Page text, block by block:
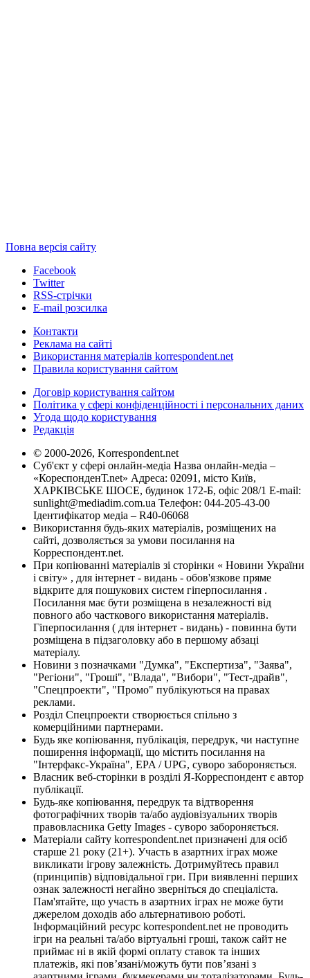
Повна версія сайту
Facebook
Twitter
RSS-стрічки
E-mail розсилка
Контакти
Реклама на сайті
Використання матеріалів korrespondent.net
Правила користування сайтом
Договір користування сайтом
Політика у сфері конфіденційності і персональних даних
Угода щодо користування
Редакція
© 2000-2026, Korrespondent.net
Суб'єкт у сфері онлайн-медіа Назва онлайн-медіа –
«КореспонденТ.net» Адреса: 02091, місто Київ,
ХАРКІВСЬКЕ ШОСЕ, будинок 172-Б, офіс 208/1 E-mail:
sunlight@mediadim.com.ua Телефон: 044-205-43-00
Ідентифікатор медіа – R40-06068
Використання будь-яких матеріалів, розміщених на
сайті, дозволяється за умови посилання на
Корреспондент.net.
При копіюванні матеріалів зі сторінки « Новини України
і світу» , для інтернет - видань - обов'язкове пряме
відкрите для пошукових систем гіперпосилання .
Посилання має бути розміщена в незалежності від
повного або часткового використання матеріалів.
Гіперпосилання ( для інтернет - видань) - повинна бути
розміщена в підзаголовку або в першому абзаці
матеріалу.
Новини з позначками "Думка", "Експертиза", "Заява",
"Регіони", "Гроші", "Влада", "Вибори", "Тест-драйв",
"Спецпроекти", "Промо" публікуються на правах
реклами.
Розділ Спецпроекти створюється спільно з
комерційними партнерами.
Будь яке копіювання, публікація, передрук, чи наступне
поширення інформації, що містить посилання на
"Інтерфакс-Україна", EPA / UPG, суворо забороняється.
Власник веб-сторінки в розділі Я-Корреспондент є автор
публікації.
Будь-яке копіювання, передрук та відтворення
фотографічних творів та/або аудіовізуальних творів
правовласника Getty Images - суворо забороняється.
Матеріали сайту korrespondent.net призначені для осіб
старше 21 року (21+). Участь в азартних іграх може
викликати ігрову залежність. Дотримуйтесь правил
(принципів) відповідальної гри. При виявленні перших
ознак залежності негайно зверніться до спеціаліста.
Пам'ятайте, що участь в азартних іграх не може бути
джерелом доходів або альтернативою роботі.
Інформаційний ресурс korrespondent.net не проводить
ігри на реальні та/або віртуальні гроші, також сайт не
приймає ні в якій формі оплату ставок та інших
платежів, які пов’язані/можуть бути пов’язані з